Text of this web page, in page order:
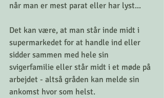
når man er mest parat eller har lyst...
Det kan være, at man står inde midt i
supermarkedet for at handle ind eller
sidder sammen med hele sin
svigerfamilie eller står midt i et møde på
arbejdet - altså gråden kan melde sin
ankomst hvor som helst.